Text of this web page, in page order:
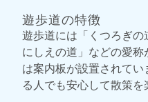
遊歩道の特徴
遊歩道には「くつろぎ
にしえの道」などの愛
は案内板が設置されて
る人でも安心して散策を